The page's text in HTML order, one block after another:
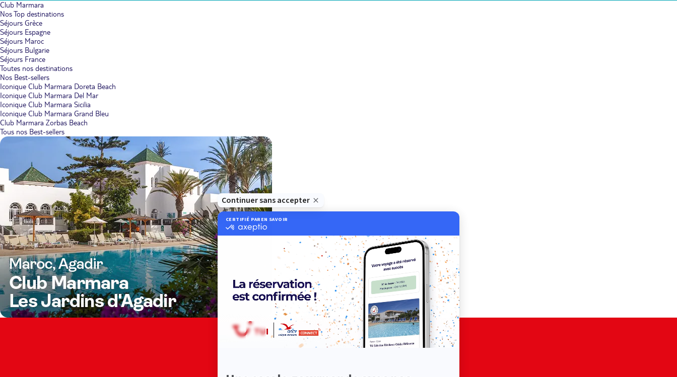
Club Marmara
Nos Top destinations
Séjours Grèce
Séjours Espagne
Séjours Maroc
Séjours Bulgarie
Séjours France
Toutes nos destinations
Nos Best-sellers
Iconique Club Marmara Doreta Beach
Iconique Club Marmara Del Mar
Iconique Club Marmara Sicilia
Iconique Club Marmara Grand Bleu
Club Marmara Zorbas Beach
Tous nos Best-sellers